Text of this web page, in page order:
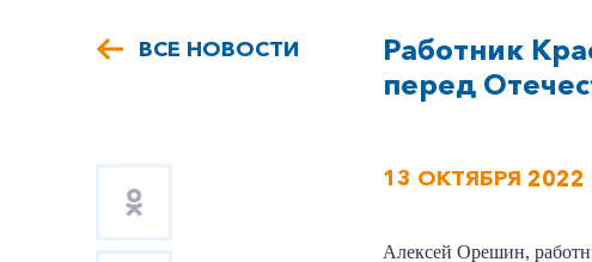
ВСЕ НОВОСТИ
Работник
перед
13 ОКТЯБРЯ 2022
Алексей Орешин,